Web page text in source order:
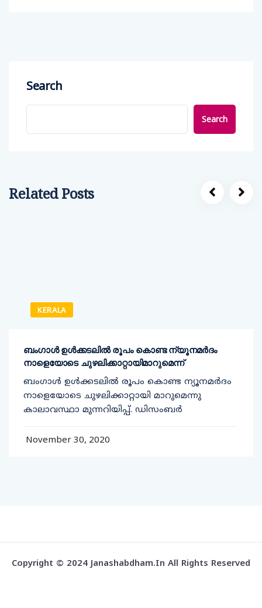
Search
Search
Related Posts
KERALA
ബംഗാൾ ഉൾക്കടലിൽ രൂപം കൊണ്ട ന്യൂനമർദം
നാളെയോടെ ചുഴലിക്കാറ്റായിമാറുമെന്ന്
ബംഗാൾ ഉൾക്കടലിൽ രൂപം കൊണ്ട ന്യൂനമർദം
നാളെയോടെ ചുഴലിക്കാറ്റായി മാറുമെന്നു
കാലാവസ്ഥാ മുന്നറിയിപ്പ്. ഡിസംബർ
November 30, 2020
Copyright © 2024 Janashabdham.in All Rights Reserved